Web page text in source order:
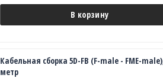
В корзину
Кабельная сборка 5D-FB (F-male - FME-
метр